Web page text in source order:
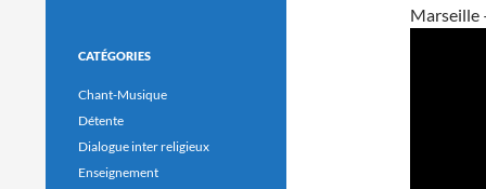
Marseille
CATÉGORIES
Chant-Musique
Détente
Dialogue inter religieux
Enseignement